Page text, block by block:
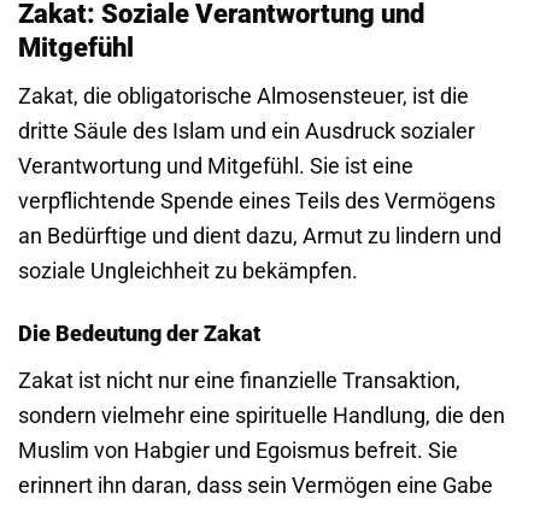
Zakat: Soziale Verantwortung und
Mitgefühl
Zakat, die obligatorische Almosensteuer, ist die
dritte Säule des Islam und ein Ausdruck sozialer
Verantwortung und Mitgefühl. Sie ist eine
verpflichtende Spende eines Teils des Vermögens
an Bedürftige und dient dazu, Armut zu lindern und
soziale Ungleichheit zu bekämpfen.
Die Bedeutung der Zakat
Zakat ist nicht nur eine finanzielle Transaktion,
sondern vielmehr eine spirituelle Handlung, die den
Muslim von Habgier und Egoismus befreit. Sie
erinnert ihn daran, dass sein Vermögen eine Gabe